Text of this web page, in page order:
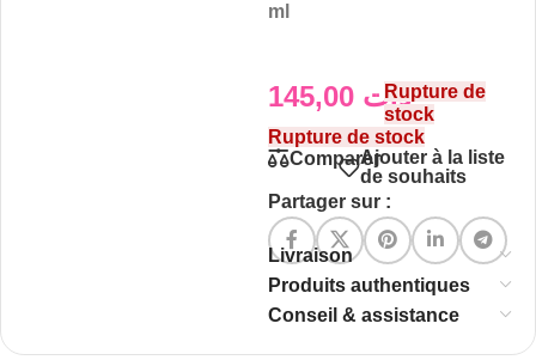
ml
د.تRupture de
stock
Rupture de stock
ComparerAjouter à la liste
de souhaits
Partager sur :
Livraison
Produits authentiques
Conseil & assistance